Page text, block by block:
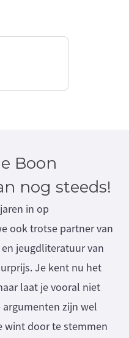
Boon
nog steeds!
in op
ook trotse partner van
jeugdliteratuur van
Je kent nu het
laat je vooral niet
zijn wel
wint door te stemmen